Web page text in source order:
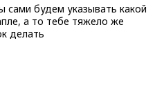
сами будем указывать какой
а то тебе тяжело же
делать